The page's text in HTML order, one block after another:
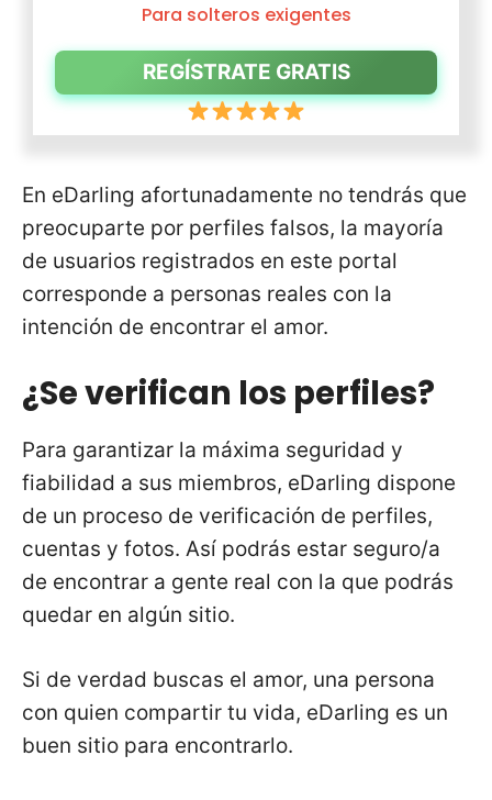
Para solteros exigentes
REGÍSTRATE GRATIS
En eDarling afortunadamente no tendrás que
preocuparte por perfiles falsos, la mayoría
de usuarios registrados en este portal
corresponde a personas reales con la
intención de encontrar el amor.
¿Se verifican los perfiles?
Para garantizar la máxima seguridad y
fiabilidad a sus miembros, eDarling dispone
de un proceso de verificación de perfiles,
cuentas y fotos. Así podrás estar seguro/a
de encontrar a gente real con la que podrás
quedar en algún sitio.
Si de verdad buscas el amor, una persona
con quien compartir tu vida, eDarling es un
buen sitio para encontrarlo.